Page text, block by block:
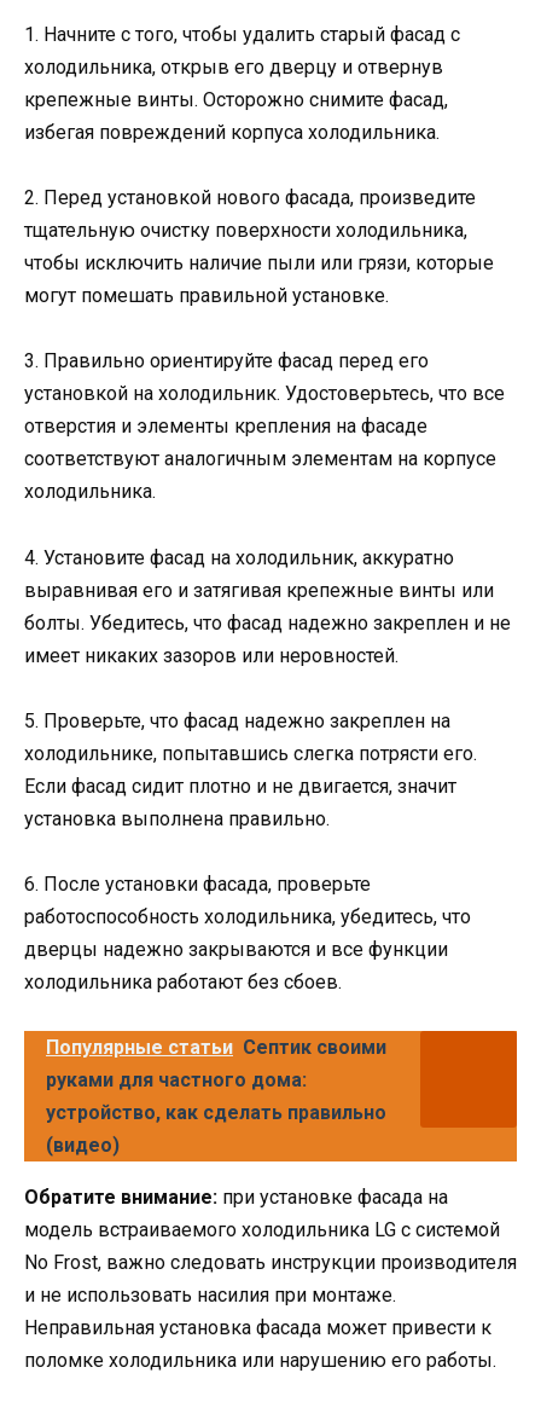
1. Начните с того, чтобы удалить старый фасад с
холодильника, открыв его дверцу и отвернув
крепежные винты. Осторожно снимите фасад,
избегая повреждений корпуса холодильника.
2. Перед установкой нового фасада, произведите
тщательную очистку поверхности холодильника,
чтобы исключить наличие пыли или грязи, которые
могут помешать правильной установке.
3. Правильно ориентируйте фасад перед его
установкой на холодильник. Удостоверьтесь, что все
отверстия и элементы крепления на фасаде
соответствуют аналогичным элементам на корпусе
холодильника.
4. Установите фасад на холодильник, аккуратно
выравнивая его и затягивая крепежные винты или
болты. Убедитесь, что фасад надежно закреплен и не
имеет никаких зазоров или неровностей.
5. Проверьте, что фасад надежно закреплен на
холодильнике, попытавшись слегка потрясти его.
Если фасад сидит плотно и не двигается, значит
установка выполнена правильно.
6. После установки фасада, проверьте
работоспособность холодильника, убедитесь, что
дверцы надежно закрываются и все функции
холодильника работают без сбоев.
Популярные статьи Септик своими
руками для частного дома:
устройство, как сделать правильно
(видео)
Обратите внимание: при установке фасада на
модель встраиваемого холодильника LG с системой
No Frost, важно следовать инструкции производителя
и не использовать насилия при монтаже.
Неправильная установка фасада может привести к
поломке холодильника или нарушению его работы.